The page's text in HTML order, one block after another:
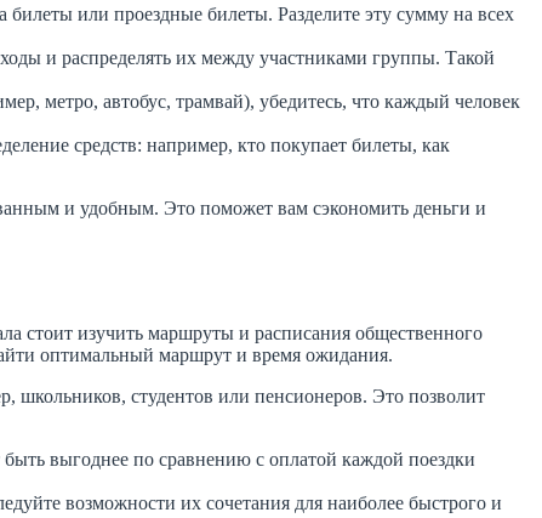
или проездные билеты. Разделите эту сумму на всех
и распределять их между участниками группы. Такой
метро, автобус, трамвай), убедитесь, что каждый человек
средств: например, кто покупает билеты, как
и удобным. Это поможет вам сэкономить деньги и
стоит изучить маршруты и расписания общественного
оптимальный маршрут и время ожидания.
школьников, студентов или пенсионеров. Это позволит
выгоднее по сравнению с оплатой каждой поездки
возможности их сочетания для наиболее быстрого и